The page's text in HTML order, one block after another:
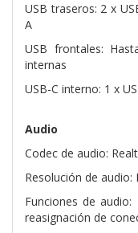
USB traseros: 2 x
A
USB frontales:
internas
USB-C interno: 1 x
Audio
Codec de audio:
Resolución de audio:
Funciones de
reasignación de